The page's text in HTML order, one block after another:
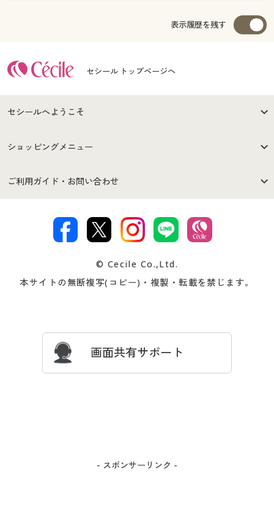
表示履歴を残す
セシール トップページへ
セシールへようこそ
はじめての方へ
セシールご利用規約
著作権・商標について 会社案内
ショッピングメニュー
商品カテゴリ
プレゼント＆キャンペーン サイトマップ
ご利用ガイド・お問い合わせ
交換・返品は お支払は
ついて
忘れの場合
© Cecile Co.,Ltd.
本サイトの無断複写(コピー)・複製・転載を禁じます。
画面共有サポート
- スポンサーリンク -